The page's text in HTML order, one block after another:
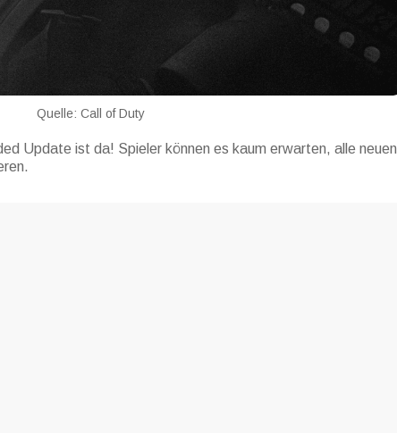
Quelle: Call of Duty
Update ist da! Spieler können es kaum erwarten, alle neuen